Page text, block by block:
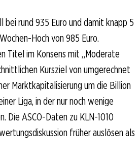
rund 935 Euro und damit knapp 5
Hoch von 985 Euro.
Titel im Konsens mit „Moderate
Kursziel von umgerechnet
Marktkapitalisierung um die Billion
Liga, in der nur noch wenige
Die ASCO-Daten zu KLN-1010
früher auslösen als